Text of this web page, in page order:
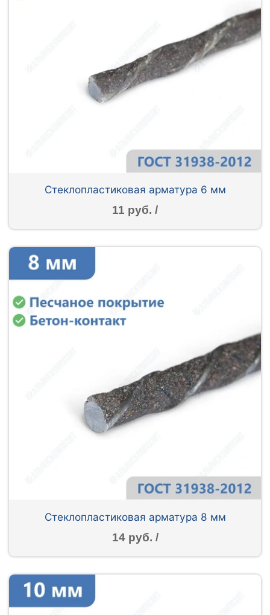
Стеклопластиковая арматура 6 мм
11 руб. /
Стеклопластиковая арматура 8 мм
14 руб. /